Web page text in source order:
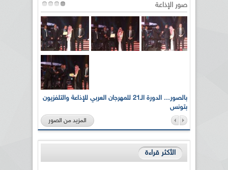
صور الإذاعة
بالصور... الدورة الـ21 للمهرجان العربي للإذاعة والتلفزيون
بتونس
المزيد من الصور
الأكثر قراءة